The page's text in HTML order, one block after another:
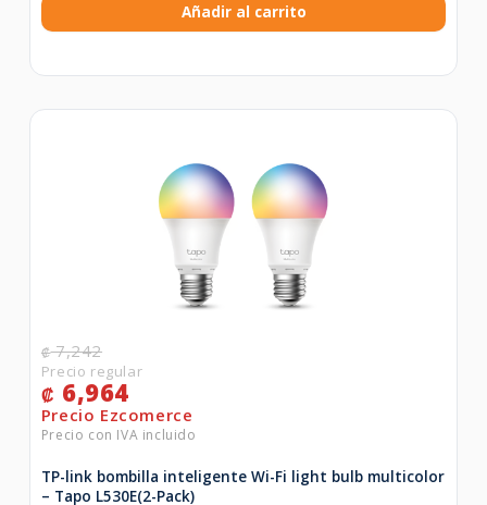
Añadir al carrito
₡7,242
₡ 6,964
TP-link bombilla inteligente Wi-Fi light bulb multicolor
– Tapo L530E(2-Pack)